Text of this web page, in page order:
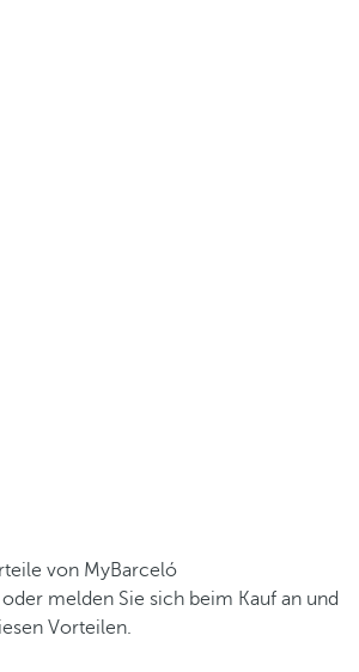
von MyBarceló
melden Sie sich beim Kauf an und
Vorteilen.